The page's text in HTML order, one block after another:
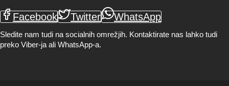
Facebook Twitter WhatsApp
Sledite nam tudi na socialnih omrežjih. Kontaktirate nas lahko tudi
preko Viber-ja ali WhatsApp-a.